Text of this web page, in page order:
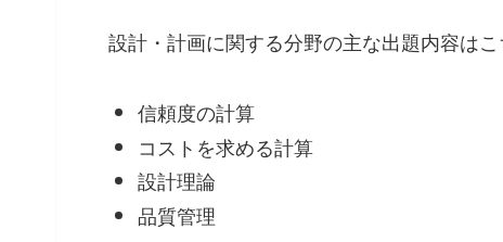
設計・計画に関する分野の主な出題内容はこ
信頼度の計算
コストを求める計算
設計理論
品質管理